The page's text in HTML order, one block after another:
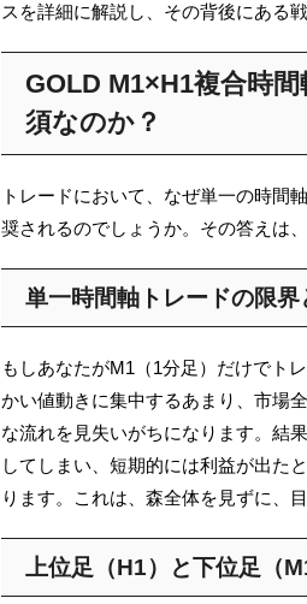
スを詳細に解説し、その背後にある
GOLD M1×H1複合時
須なのか？
トレードにおいて、なぜ単一の時間
奨されるのでしょうか。その答えは
単一時間軸トレードの限界
もしあなたがM1（1分足）だけでト
かい値動きに集中するあまり、市場
な流れを見失いがちになります。結
してしまい、短期的には利益が出た
ります。これは、森全体を見ずに、
上位足（H1）と下位足（